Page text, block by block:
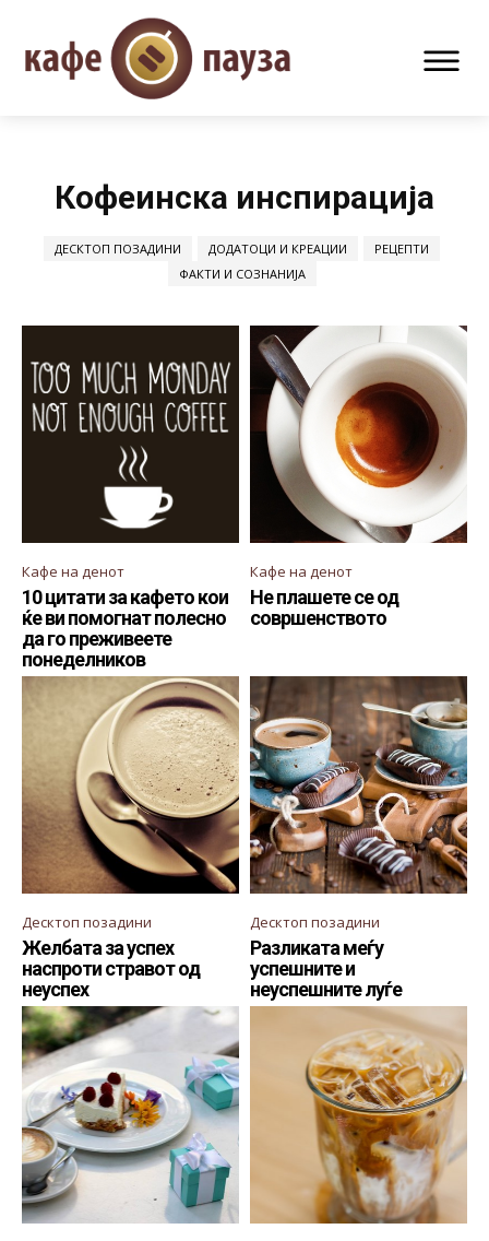
Кофеинска инспирација
ДЕСКТОП ПОЗАДИНИ ДОДАТОЦИ И КРЕАЦИИ
РЕЦЕПТИ
ФАКТИ И СОЗНАНИЈА
Кафе на денот
10 цитати за кафето кои
ќе ви помогнат полесно
да го преживеете
понеделников
Кафе на денот
Не плашете се од
совршенството
Десктоп позадини
Желбата за успех
наспроти стравот од
неуспех
Десктоп позадини
Разликата меѓу
успешните и
неуспешните луѓе